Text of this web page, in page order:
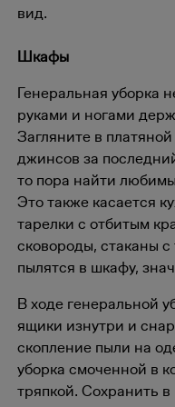
вид.
Шкафы
Генеральная уборка
руками и ногами
Загляните в
джинсов за
то пора найти
Это также касается
тарелки с отбитым
сковороды, стаканы
пылятся в шкафу,
В ходе генеральной
ящики изнутри и
скопление пыли на
уборка смоченной в
тряпкой. Сохранить